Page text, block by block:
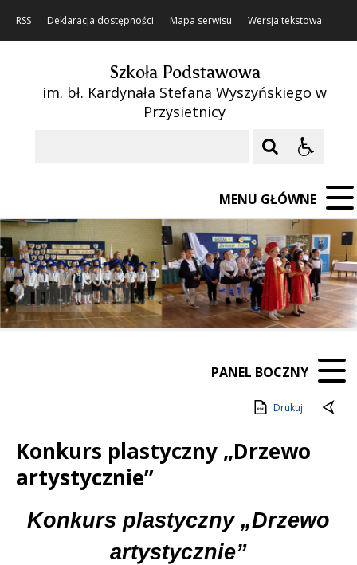
RSS Deklaracja dostępności Mapa serwisu Wersja tekstowa
Szkoła Podstawowa
im. bł. Kardynała Stefana Wyszyńskiego w
Przysietnicy
MENU GŁÓWNE
Poprzedni Element
Następny Element
❚❚
PANEL BOCZNY
Drukuj
Konkurs plastyczny „Drzewo
artystycznie”
Treść
Konkurs plastyczny „Drzewo
artystycznie”